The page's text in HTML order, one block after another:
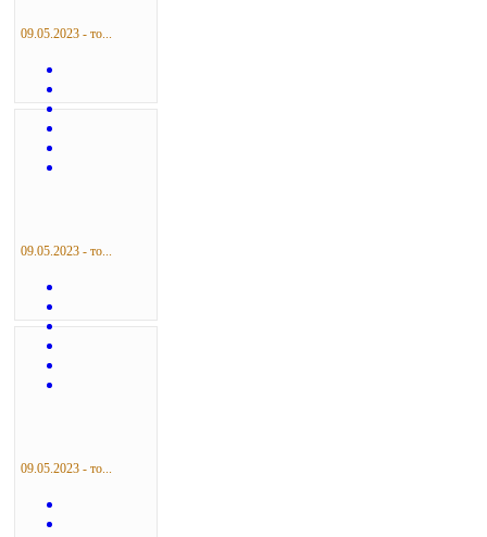
09.05.2023 - то...
09.05.2023 - то...
09.05.2023 - то...